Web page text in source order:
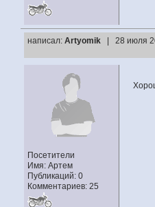
написал: Artyomik | 28 июля
Посетители
Имя: Артем
Публикаций: 0
Комментариев: 25